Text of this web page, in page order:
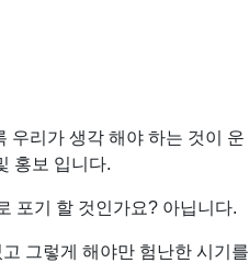
우리가 생각 해야 하는 것이 운
홍보 입니다.
포기 할 것인가요? 아닙니다.
그렇게 해야만 험난한 시기를